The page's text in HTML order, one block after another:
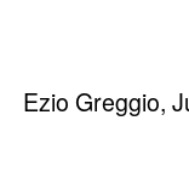
Ezio Greggio,